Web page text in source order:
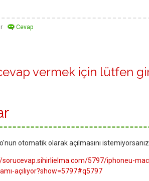
vermek için lütfen
otomatik olarak açılmasını
sorucevap.sihirlielma.com/5797/iphoneu-
açılıyor?show=5797#q5797